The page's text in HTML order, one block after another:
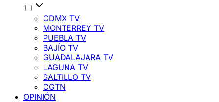
CDMX TV
MONTERREY TV
PUEBLA TV
BAJÍO TV
GUADALAJARA TV
LAGUNA TV
SALTILLO TV
CGTN
OPINIÓN